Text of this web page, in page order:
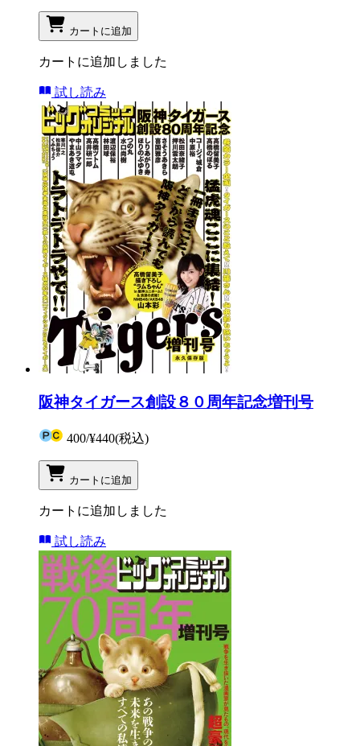
カートに追加
カートに追加しました
試し読み
阪神タイガース創設８０周年記念増刊号
400/¥440(税込)
カートに追加
カートに追加しました
試し読み